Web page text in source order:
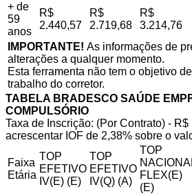
+ de
59
anos
R$
2.440,57
R$
2.719,68
R$
3.214,76
IMPORTANTE! As informações de
alterações a qualquer momento.
Esta ferramenta não tem o objetivo
trabalho do corretor.
TABELA BRADESCO SAÚDE
COMPULSÓRIO
Taxa de Inscrição: (Por Contrato) - R$
acrescentar IOF de 2,38% sobre o
Faixa
Etária
TOP
EFETIVO
IV(E) (E)
TOP
EFETIVO
IV(Q) (A)
TOP
FLEX(E)
(E)